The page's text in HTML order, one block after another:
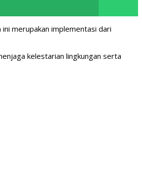
merupakan implementasi dari
kelestarian lingkungan serta